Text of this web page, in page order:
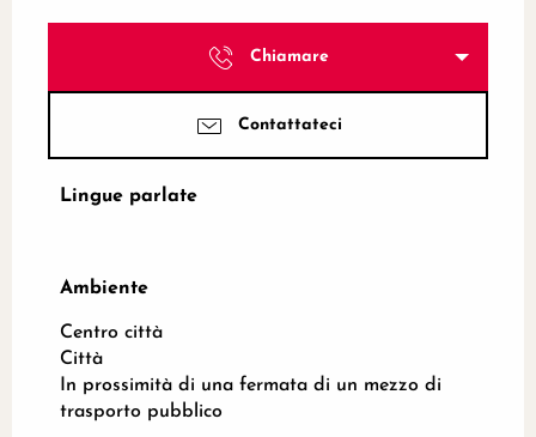
Chiamare
Contattateci
Lingue parlate
Lingue parlate
Ambiente
Ambiente
Centro città
Città
In prossimità di una fermata di un mezzo di
trasporto pubblico